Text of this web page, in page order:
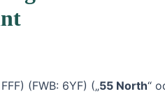
(FWB: 6YF) („55 North“